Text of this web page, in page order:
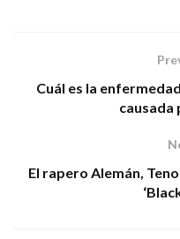
Cuál es la
causada
El rapero Alemán,